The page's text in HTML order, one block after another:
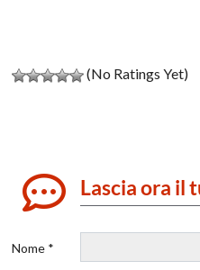
(No Ratings Yet)
Lascia ora il
Nome *